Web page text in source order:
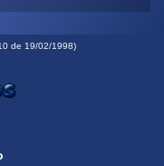
de 19/02/1998)